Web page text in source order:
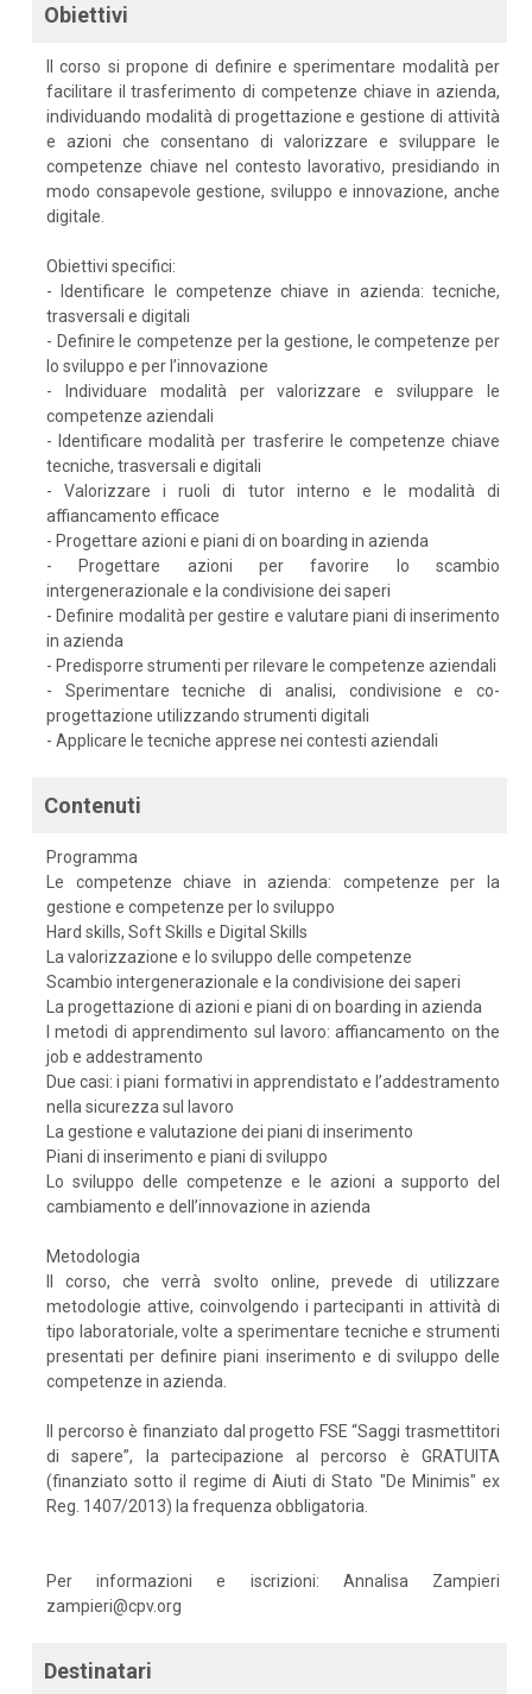
Obiettivi
Il corso si propone di definire e sperimentare modalità per
facilitare il trasferimento di competenze chiave in azienda,
individuando modalità di progettazione e gestione di attività
e azioni che consentano di valorizzare e sviluppare le
competenze chiave nel contesto lavorativo, presidiando in
modo consapevole gestione, sviluppo e innovazione, anche
digitale.
Obiettivi specifici:
- Identificare le competenze chiave in azienda: tecniche,
trasversali e digitali
- Definire le competenze per la gestione, le competenze per
lo sviluppo e per l’innovazione
- Individuare modalità per valorizzare e sviluppare le
competenze aziendali
- Identificare modalità per trasferire le competenze chiave
tecniche, trasversali e digitali
- Valorizzare i ruoli di tutor interno e le modalità di
affiancamento efficace
- Progettare azioni e piani di on boarding in azienda
- Progettare azioni per favorire lo scambio
intergenerazionale e la condivisione dei saperi
- Definire modalità per gestire e valutare piani di inserimento
in azienda
- Predisporre strumenti per rilevare le competenze aziendali
- Sperimentare tecniche di analisi, condivisione e co-
progettazione utilizzando strumenti digitali
- Applicare le tecniche apprese nei contesti aziendali
Contenuti
Programma
Le competenze chiave in azienda: competenze per la
gestione e competenze per lo sviluppo
Hard skills, Soft Skills e Digital Skills
La valorizzazione e lo sviluppo delle competenze
Scambio intergenerazionale e la condivisione dei saperi
La progettazione di azioni e piani di on boarding in azienda
I metodi di apprendimento sul lavoro: affiancamento on the
job e addestramento
Due casi: i piani formativi in apprendistato e l’addestramento
nella sicurezza sul lavoro
La gestione e valutazione dei piani di inserimento
Piani di inserimento e piani di sviluppo
Lo sviluppo delle competenze e le azioni a supporto del
cambiamento e dell’innovazione in azienda
Metodologia
Il corso, che verrà svolto online, prevede di utilizzare
metodologie attive, coinvolgendo i partecipanti in attività di
tipo laboratoriale, volte a sperimentare tecniche e strumenti
presentati per definire piani inserimento e di sviluppo delle
competenze in azienda.
Il percorso è finanziato dal progetto FSE “Saggi trasmettitori
di sapere”, la partecipazione al percorso è GRATUITA
(finanziato sotto il regime di Aiuti di Stato "De Minimis" ex
Reg. 1407/2013) la frequenza obbligatoria.
Per informazioni e iscrizioni: Annalisa Zampieri
zampieri@cpv.org
Destinatari